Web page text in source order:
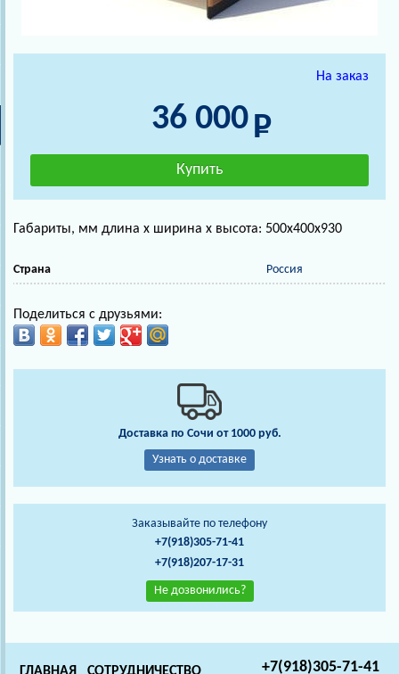
На заказ
36 000
Габариты, мм длина х ширина х высота: 500х400х930
Страна Россия
Поделиться с друзьями:
Доставка по Сочи от 1000 руб.
Узнать о доставке
Заказывайте по телефону
+7(918)305-71-41
+7(918)207-17-31
Не дозвонились?
+7(918)305-71-41